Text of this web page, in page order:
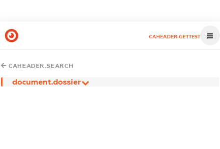
CAHEADER.GETTEST
CAHEADER.SEARCH
document.dossier